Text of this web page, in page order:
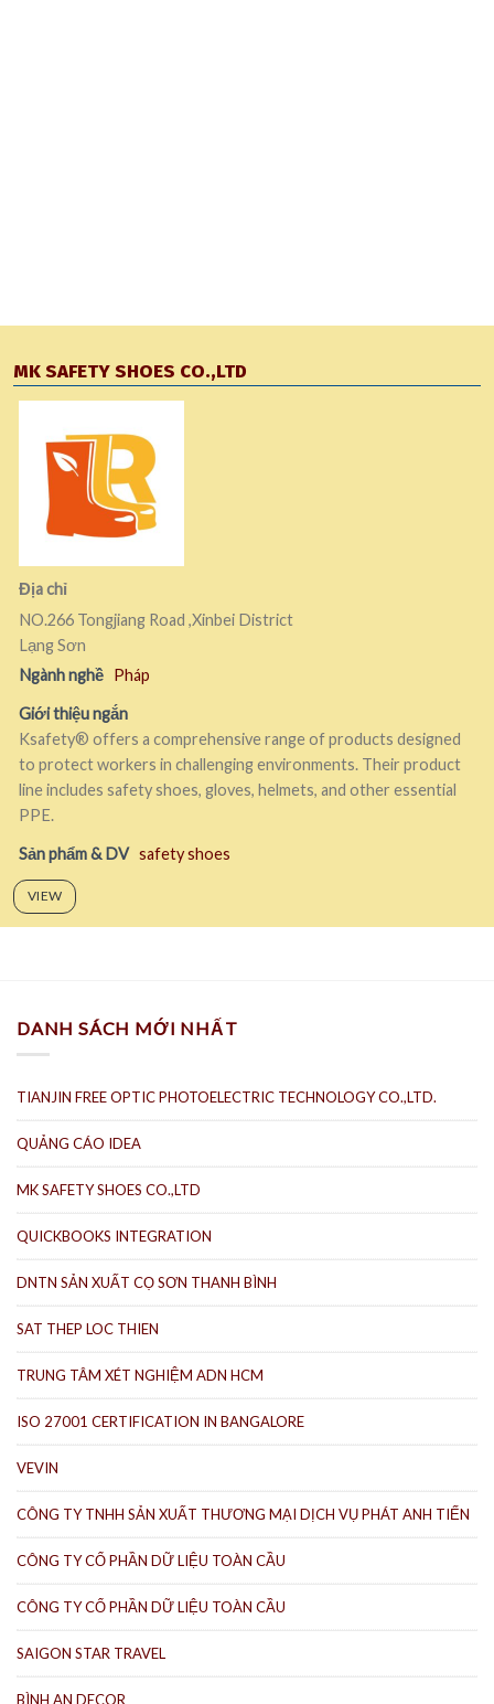
MK SAFETY SHOES CO.,LTD
Địa chỉ
NO.266 Tongjiang Road ,Xinbei District
Lạng Sơn
Ngành nghề Pháp
Giới thiệu ngắn
Ksafety® offers a comprehensive range of products designed
to protect workers in challenging environments. Their product
line includes safety shoes, gloves, helmets, and other essential
PPE.
Sản phẩm & DV safety shoes
VIEW
DANH SÁCH MỚI NHẤT
TIANJIN FREE OPTIC PHOTOELECTRIC TECHNOLOGY CO.,LTD.
QUẢNG CÁO IDEA
MK SAFETY SHOES CO.,LTD
QUICKBOOKS INTEGRATION
DNTN SẢN XUẤT CỌ SƠN THANH BÌNH
SAT THEP LOC THIEN
TRUNG TÂM XÉT NGHIỆM ADN HCM
ISO 27001 CERTIFICATION IN BANGALORE
VEVIN
CÔNG TY TNHH SẢN XUẤT THƯƠNG MẠI DỊCH VỤ PHÁT ANH TIẾN
CÔNG TY CỔ PHẦN DỮ LIỆU TOÀN CẦU
CÔNG TY CỔ PHẦN DỮ LIỆU TOÀN CẦU
SAIGON STAR TRAVEL
BÌNH AN DECOR